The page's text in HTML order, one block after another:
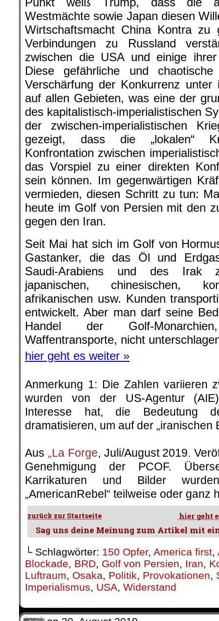
Westmächte sowie Japan diesen
Wirtschaftsmacht China Kontra zu
Verbindungen zu Russland
zwischen die USA und einige
Diese gefährliche und
Verschärfung der Konkurrenz unter
auf allen Gebieten, was eine der
des kapitalistisch-imperialistischen
der zwischen-imperialistischen
gezeigt, dass die „lokalen“
Konfrontation zwischen
das Vorspiel zu einer direkten
sein können. Im gegenwärtigen
vermieden, diesen Schritt zu tun:
heute im Golf von Persien mit den
gegen den Iran.
Seit Mai hat sich im Golf von
Gastanker, die das Öl und
Saudi-Arabiens und des Irak
japanischen, chinesischen,
afrikanischen usw. Kunden
entwickelt. Aber man darf seine
Handel der Golf-
Waffentransporte, nicht
hier geht es weiter »
Anmerkung 1: Die Zahlen variieren
wurden von der US-Agentur
Interesse hat, die Bedeutung
dramatisieren, um auf der „iranischen
Aus „La Forge, Juli/August 2019.
Genehmigung der PCOF.
Karrikaturen und Bilder
„AmericanRebel“ teilweise oder ganz
└ Schlagwörter: 150 Opfer, America first,
Blockade, BRD, Golf von Persien, Iran,
Luftraum, Osaka, Politik, Provokationen,
Imperialismus, USA, Widerstand